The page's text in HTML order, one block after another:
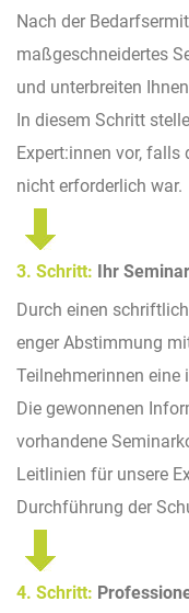
Nach der
maßgeschneidertes
und unterbreiten
In diesem Schritt
Expert:innen vor,
nicht erforderlich war.
3. Schritt: Ihr
Durch einen
enger Abstimmung
Teilnehmerinnen
Die gewonnenen
vorhandene
Leitlinien für unsere
Durchführung der
4. Schritt: